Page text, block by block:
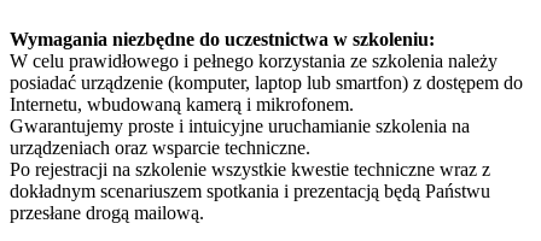
Wymagania niezbędne do uczestnictwa w szkoleniu:
W celu prawidłowego i pełnego korzystania ze szkolenia należy
posiadać urządzenie (komputer, laptop lub smartfon) z dostępem do
Internetu, wbudowaną kamerą i mikrofonem.
Gwarantujemy proste i intuicyjne uruchamianie szkolenia na
urządzeniach oraz wsparcie techniczne.
Po rejestracji na szkolenie wszystkie kwestie techniczne wraz z
dokładnym scenariuszem spotkania i prezentacją będą Państwu
przesłane drogą mailową.